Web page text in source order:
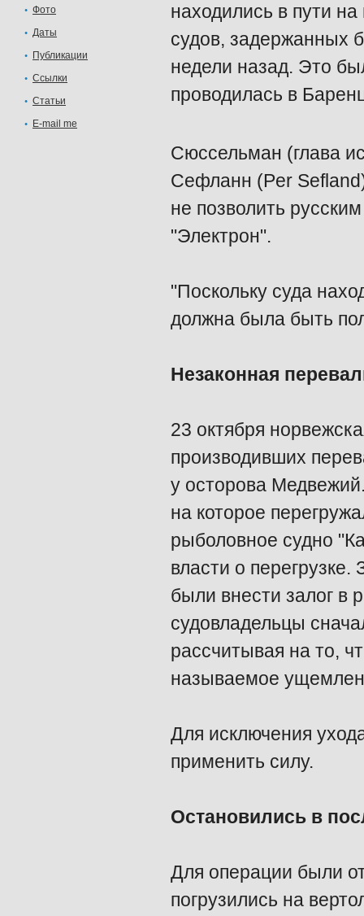
Фото
Даты
Публикации
Ссылки
Статьи
E-mail me
находились в пути
судов, задержанных
недели назад. Это
проводилась в
Сюссельман (глава
Сефланн (Per
не позволить
"Электрон".
"Поскольку суда
должна была быть
Незаконная
23 октября
производивших
у осторова
на которое
рыболовное судно
власти о
были внести залог в
судовладельцы
рассчитывая на то,
называемое
Для исключения
применить силу.
Остановились в
Для операции были
погрузились на